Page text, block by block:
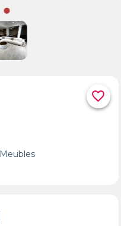
favorite_border
Meubles